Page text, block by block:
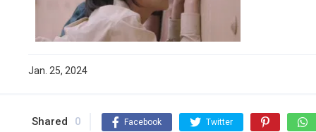
Jan. 25, 2024
Shared 0 Facebook Twitter